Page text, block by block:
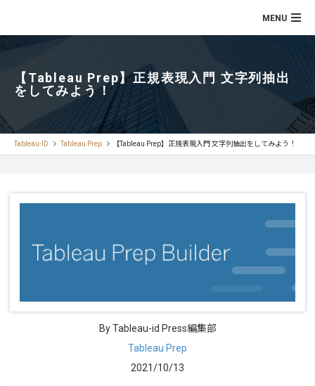
【Tableau Prep】正規表現入門 文字列抽出
をしてみよう！
Tableau-ID Tableau Prep 【Tableau Prep】正規表現入門 文字列抽出をしてみよう！
By Tableau-id Press編集部
Tableau Prep
2021/10/13